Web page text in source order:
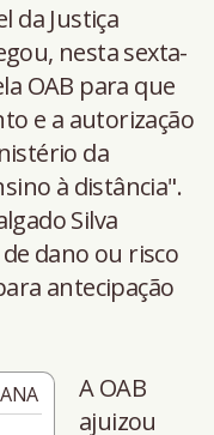
da Justiça
nesta sexta-
OAB para que
e a autorização
da
à distância".
Silva
dano ou risco
antecipação
A OAB
ajuizou